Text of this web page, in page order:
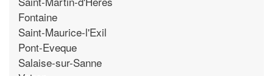
Fontaine
Saint-Maurice-l'Exil
Pont-Eveque
Salaise-sur-Sanne